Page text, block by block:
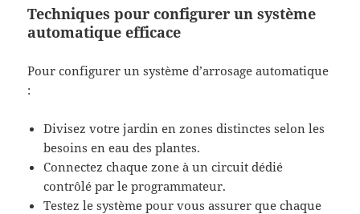
Techniques pour configurer un système
automatique efficace
Pour configurer un système d’arrosage automatique
:
Divisez votre jardin en zones distinctes selon les
besoins en eau des plantes.
Connectez chaque zone à un circuit dédié
contrôlé par le programmateur.
Testez le système pour vous assurer que chaque